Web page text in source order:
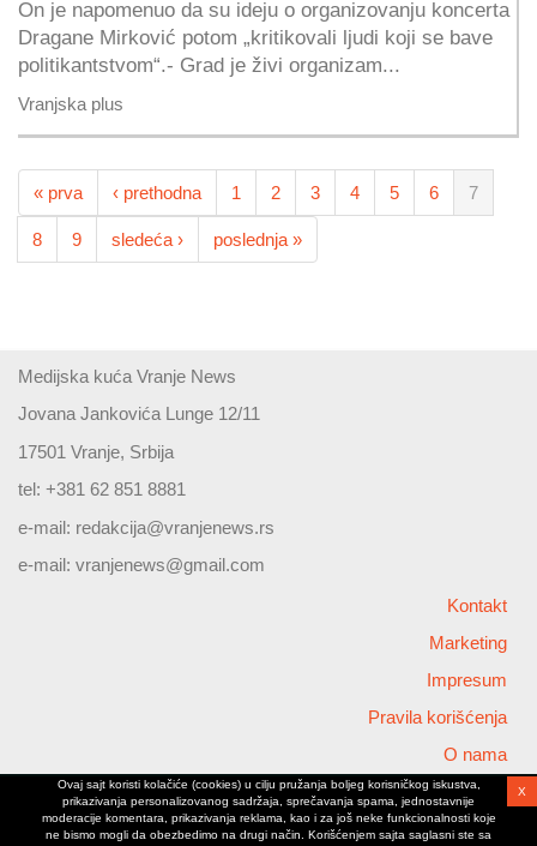
On je napomenuo da su ideju o organizovanju koncerta
Dragane Mirković potom „kritikovali ljudi koji se bave
politikantstvom“.- Grad je živi organizam...
Vranjska plus
« prva ‹ prethodna 1 2 3 4 5 6 7
8 9 sledeća › poslednja »
Medijska kuća Vranje News
Jovana Jankovića Lunge 12/11
17501 Vranje, Srbija
tel: +381 62 851 8881
e-mail: redakcija@vranjenews.rs
e-mail: vranjenews@gmail.com
Kontakt
Marketing
Impresum
Pravila korišćenja
O nama
Copyright © 2026 Vranjenews
All rights reserved
www.vranjenews.rs
Ovaj sajt koristi kolačiće (cookies) u cilju pružanja boljeg korisničkog iskustva,
prikazivanja personalizovanog sadržaja, sprečavanja spama, jednostavnije
moderacije komentara, prikazivanja reklama, kao i za još neke funkcionalnosti koje
ne bismo mogli da obezbedimo na drugi način. Korišćenjem sajta saglasni ste sa
X